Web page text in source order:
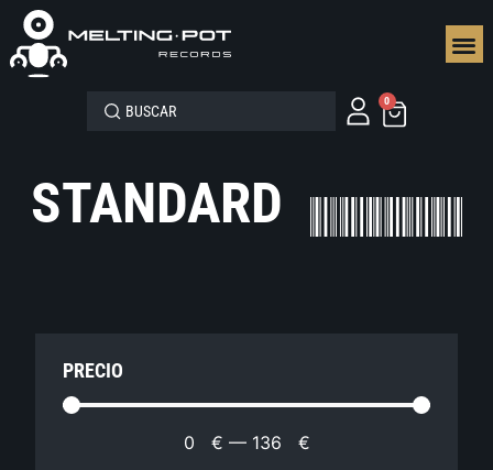
0
STANDARD
PRECIO
0 € — 136 €